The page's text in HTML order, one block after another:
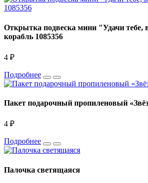
Открытка подвеска мини "Удачи тебе,
корабль 1085356
4 ₽
Подробнее
Пакет подарочный пропиленовый
4 ₽
Подробнее
Палочка светящаяся